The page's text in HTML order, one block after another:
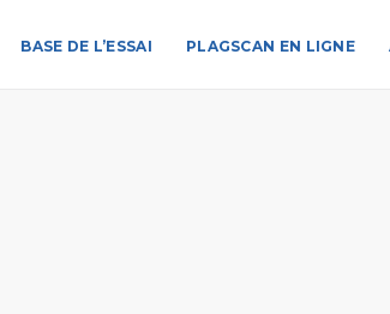
BASE DE L’ESSAI PLAGSCAN EN LIGNE